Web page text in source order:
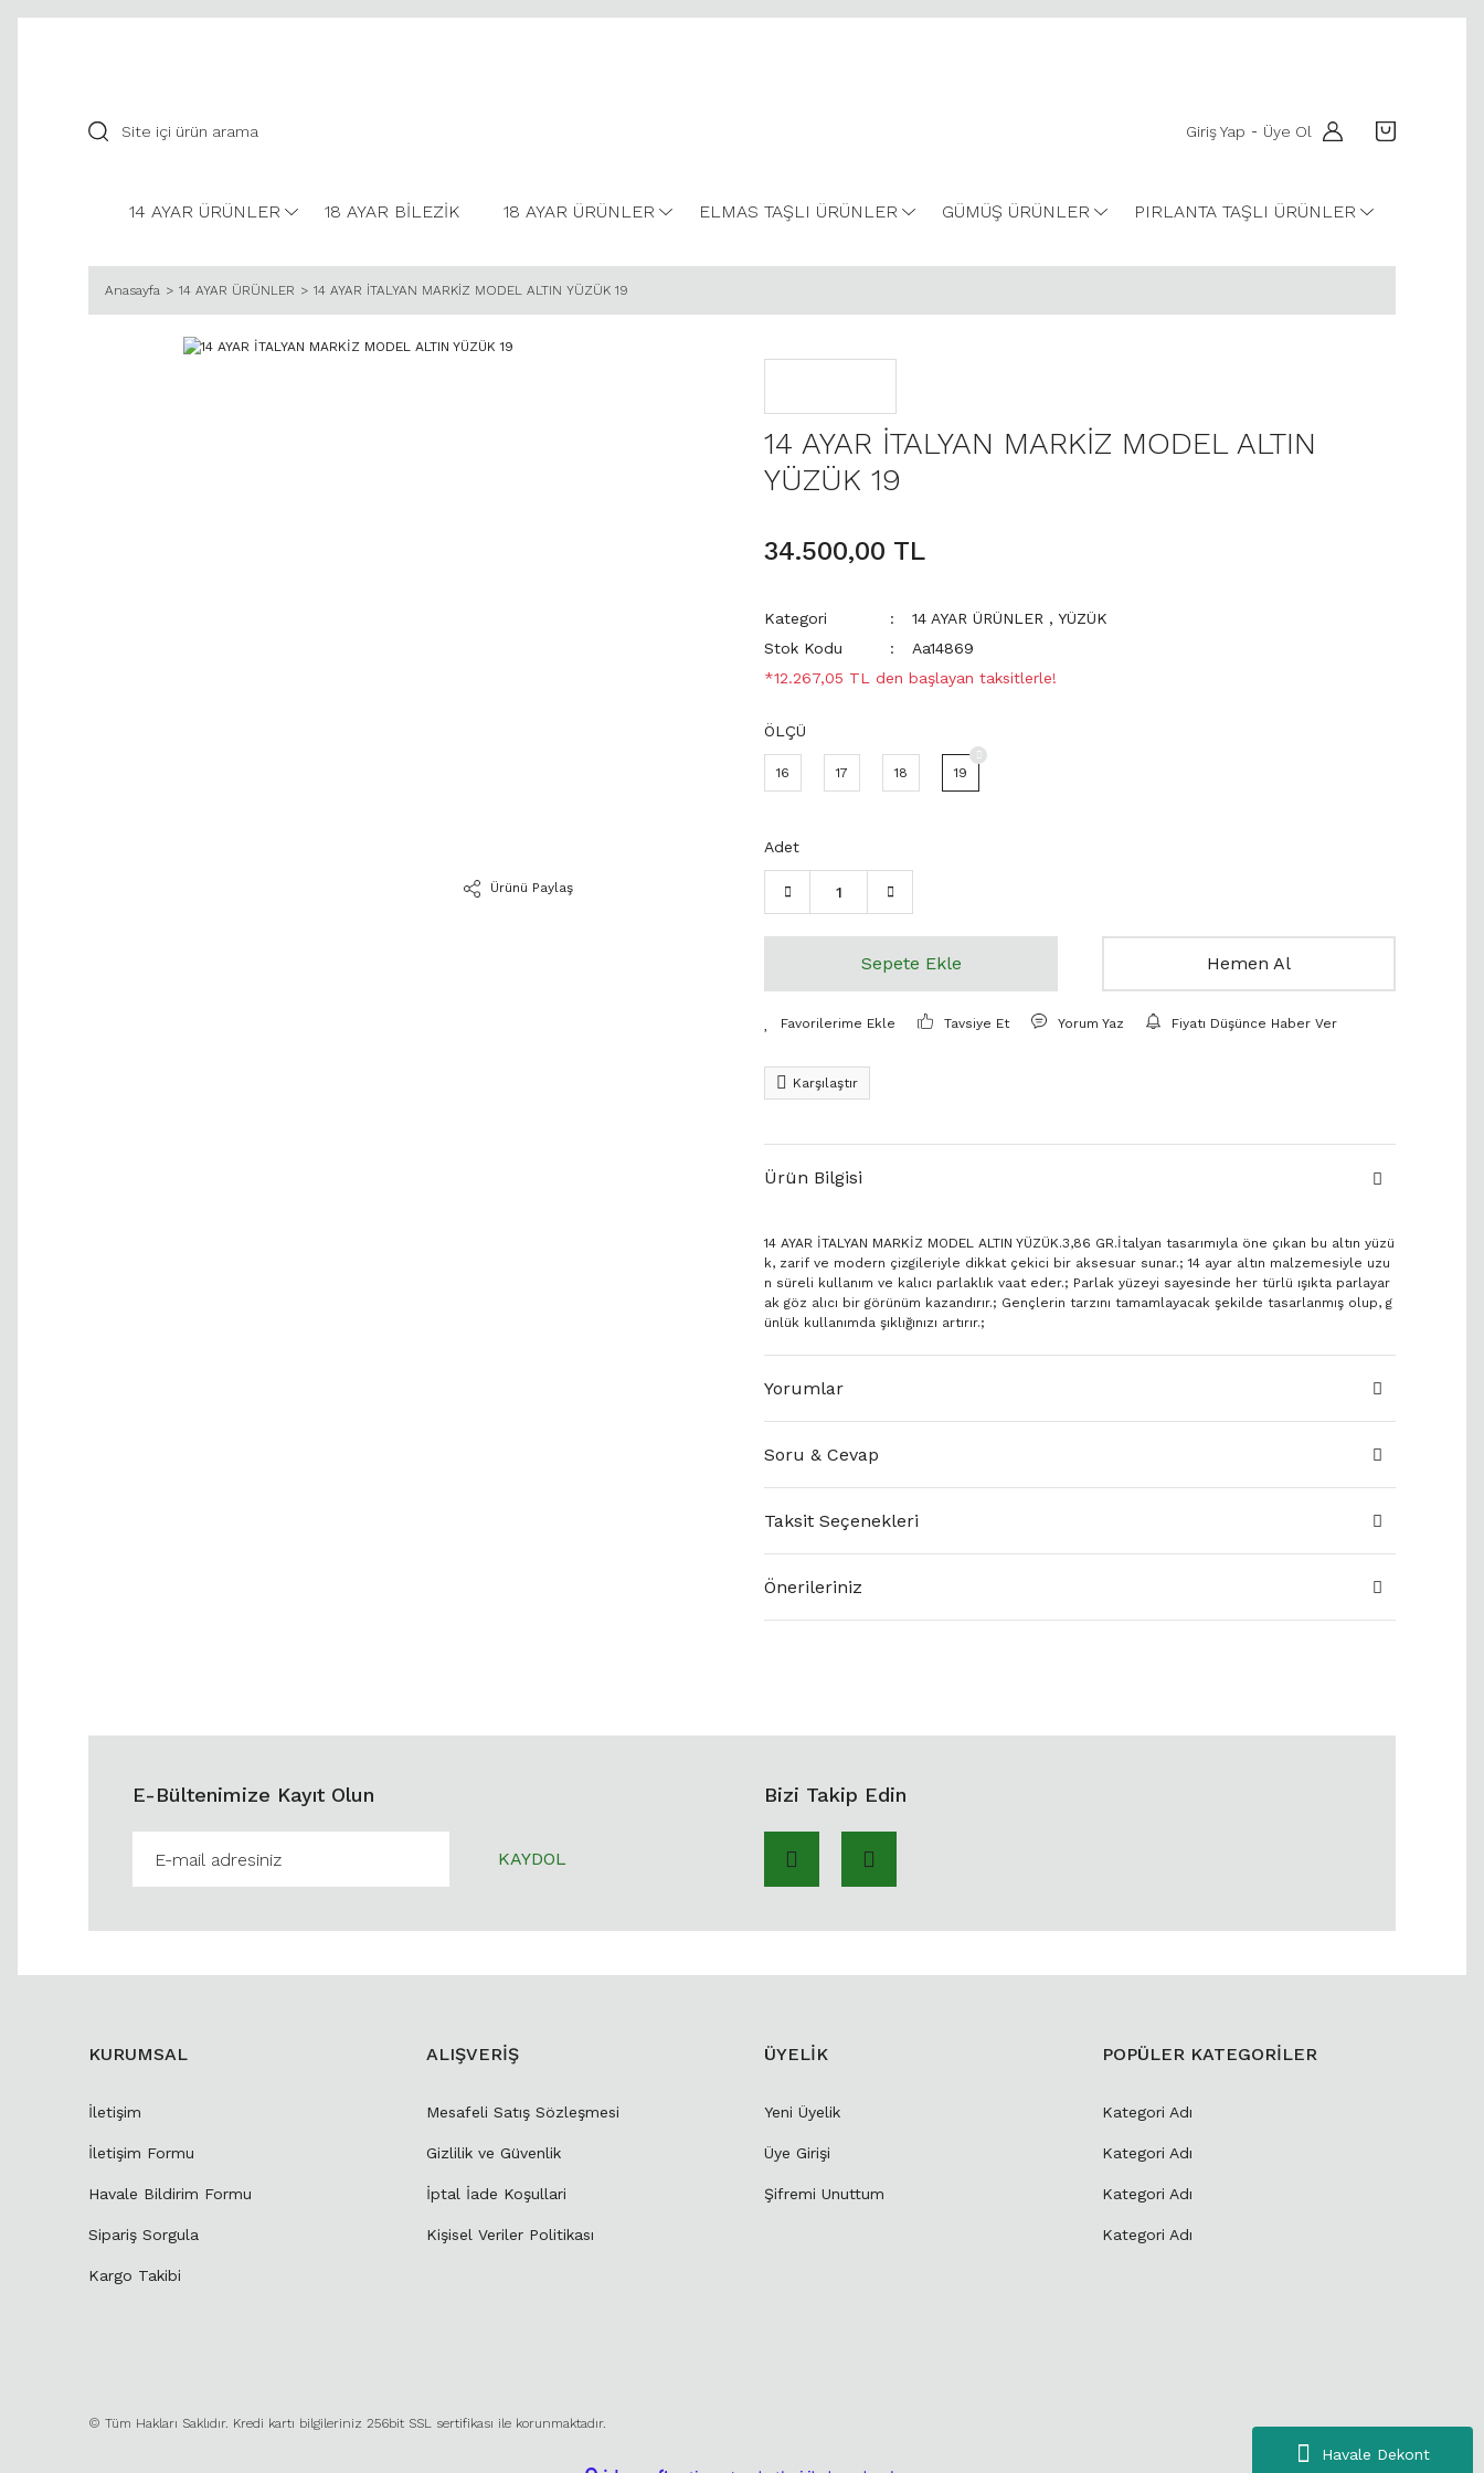
Havale Dekont
Giriş Yap - Üye Ol
14 AYAR ÜRÜNLER 18 AYAR BİLEZİK 18 AYAR ÜRÜNLER ELMAS TAŞLI ÜRÜNLER GÜMÜŞ ÜRÜNLER PIRLANTA TAŞLI ÜRÜNLER
Anasayfa 14 AYAR ÜRÜNLER 14 AYAR İTALYAN MARKİZ MODEL ALTIN YÜZÜK 19
Ürünü Paylaş
14 AYAR İTALYAN MARKİZ MODEL ALTIN
YÜZÜK 19
34.500,00 TL
Kategori 14 AYAR ÜRÜNLER ,YÜZÜK
Stok Kodu
Aa14869
*12.267,05 TL den başlayan taksitlerle!
ÖLÇÜ
16 17 18 19
Adet
Sepete Ekle Hemen Al
Tavsiye Et Yorum Yaz Fiyatı Düşünce Haber Ver
Karşılaştır
Ürün Bilgisi
14 AYAR İTALYAN MARKİZ MODEL ALTIN YÜZÜK.3,86 GR.İtalyan tasarımıyla öne çıkan bu altın yüzü
k, zarif ve modern çizgileriyle dikkat çekici bir aksesuar sunar.; 14 ayar altın malzemesiyle uzu
n süreli kullanım ve kalıcı parlaklık vaat eder.; Parlak yüzeyi sayesinde her türlü ışıkta parlayar
ak göz alıcı bir görünüm kazandırır.; Gençlerin tarzını tamamlayacak şekilde tasarlanmış olup, g
ünlük kullanımda şıklığınızı artırır.;
Yorumlar
Soru & Cevap
Taksit Seçenekleri
Önerileriniz
E-Bültenimize Kayıt Olun
KAYDOL
Bizi Takip Edin
KURUMSAL
İletişim
İletişim Formu
Havale Bildirim Formu
Sipariş Sorgula
Kargo Takibi
ALIŞVERİŞ
Mesafeli Satış Sözleşmesi
Gizlilik ve Güvenlik
İptal İade Koşullari
Kişisel Veriler Politikası
ÜYELİK
Yeni Üyelik
Üye Girişi
Şifremi Unuttum
POPÜLER KATEGORİLER
Kategori Adı
Kategori Adı
Kategori Adı
Kategori Adı
© Tüm Hakları Saklıdır. Kredi kartı bilgileriniz 256bit SSL sertifikası ile korunmaktadır.